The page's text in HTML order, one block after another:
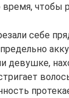
чтобы
себе
девушке,